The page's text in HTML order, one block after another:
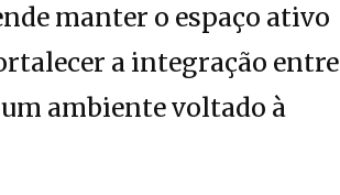
manter o espaço ativo
a integração entre
ambiente voltado à